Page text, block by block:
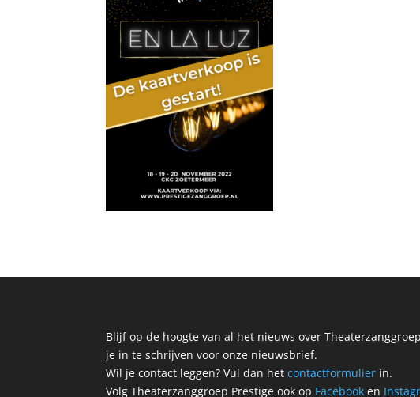
Blijf op de hoogte van al het nieuws over
je in te schrijven voor onze nieuwsbrief.
Wil je contact leggen? Vul dan hetcontactformulier in.
Volg Theaterzanggroep Prestige ook op Facebook en